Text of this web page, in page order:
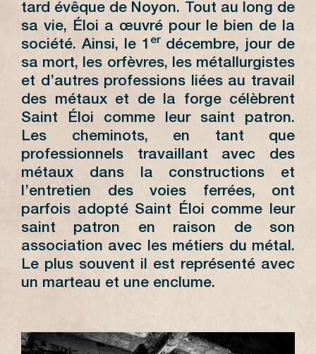
tard évêque de Noyon. Tout au long de
sa vie, Éloi a œuvré pour le bien de la
société. Ainsi, le 1 er décembre, jour de
sa mort, les orfèvres, les métallurgistes
et d’autres professions liées au travail
des métaux et de la forge célèbrent
Saint Éloi comme leur saint patron.
Les cheminots, en tant que
professionnels travaillant avec des
métaux dans la constructions et
l’entretien des voies ferrées, ont
parfois adopté Saint Éloi comme leur
saint patron en raison de son
association avec les métiers du métal.
Le plus souvent il est représenté avec
un marteau et une enclume.